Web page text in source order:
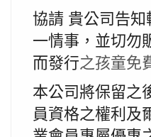
協請 貴公司告
一情事， 並切勿
而發行之孩童免
本公司將保留之
員資格之權利及